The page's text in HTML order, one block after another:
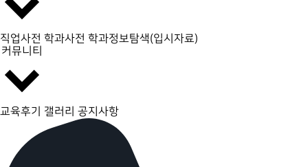
직업사전 학과사전 학과정보탐색(입시자료)
커뮤니티
교육후기 갤러리 공지사항